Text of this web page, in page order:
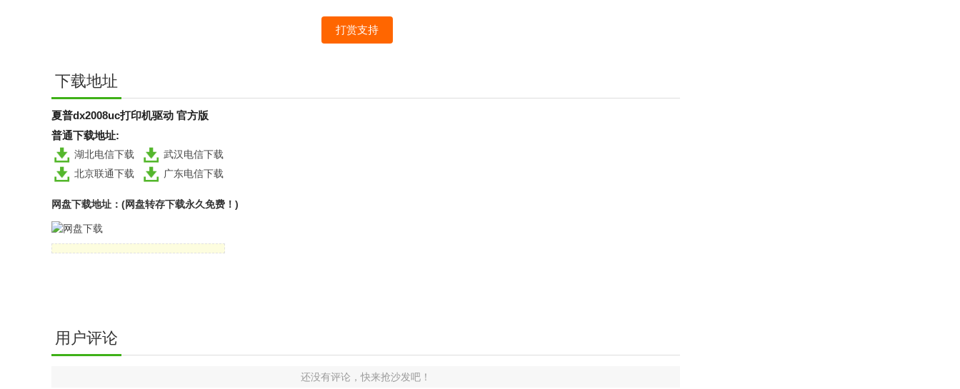
打赏支持
下载地址
夏普dx2008uc打印机驱动 官方版
普通下载地址:
湖北电信下载
武汉电信下载
北京联通下载
广东电信下载
网盘下载地址：(网盘转存下载永久免费！)
用户评论
还没有评论，快来抢沙发吧！